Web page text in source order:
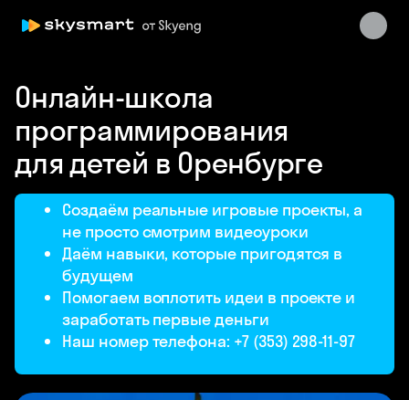
Онлайн-школа
программирования
для детей в Оренбурге
Создаём реальные игровые проекты, а
не просто смотрим видеоуроки
Даём навыки, которые пригодятся в
будущем
Помогаем воплотить идеи в проекте и
заработать первые деньги
Наш номер телефона: +7 (353) 298-11-97